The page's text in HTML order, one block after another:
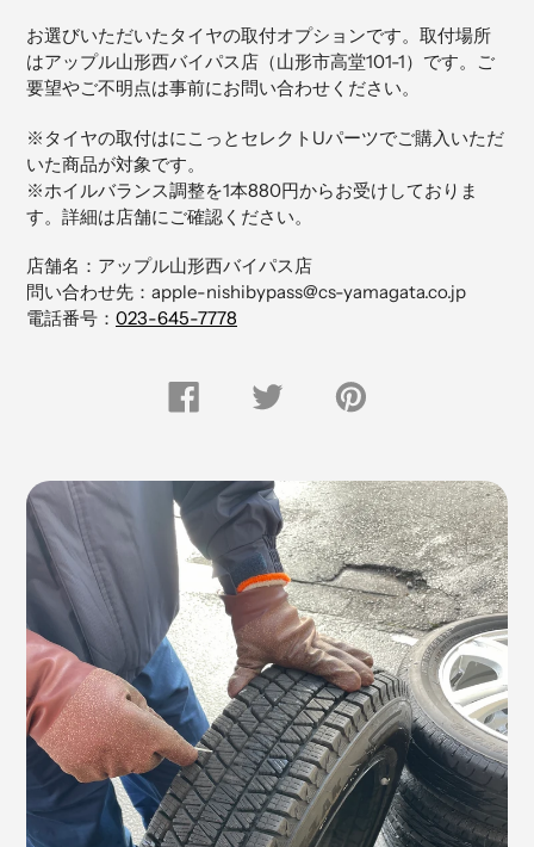
ー
ト
に
商
品
を
追
加
す
る
お選びいただいたタイヤの取付オプションです。取付場所
はアップル山形西バイパス店（山形市高堂101-1）です。ご
要望やご不明点は事前にお問い合わせください。
※タイヤの取付はにこっとセレクトUパーツでご購入いただ
いた商品が対象です。
※ホイルバランス調整を1本880円からお受けしておりま
す。詳細は店舗にご確認ください。
店舗名：アップル山形西バイパス店
問い合わせ先：apple-nishibypass@cs-yamagata.co.jp
電話番号： 023-645-7778
FACEBOOK
で
Twitter
Pinterest
に
す
る